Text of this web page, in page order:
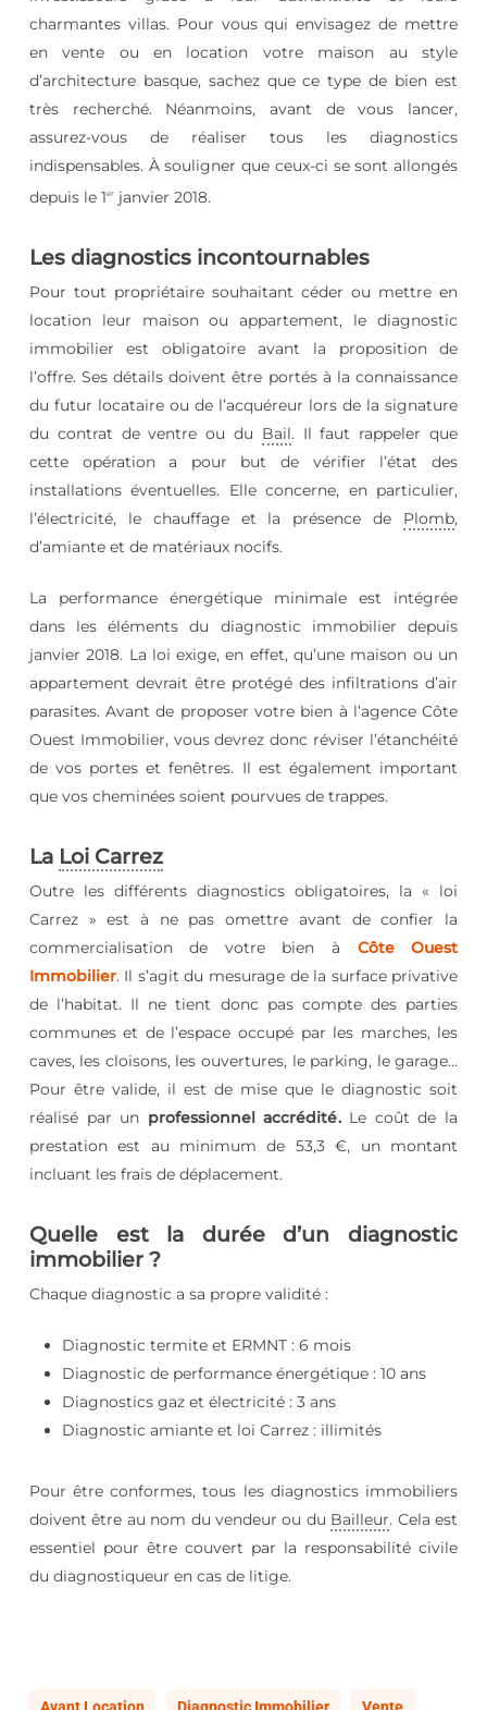
charmantes villas. Pour vous qui envisagez de mettre
en vente ou en location votre maison au style
d’architecture basque, sachez que ce type de bien est
très recherché. Néanmoins, avant de vous lancer,
assurez-vous de réaliser tous les diagnostics
indispensables. À souligner que ceux-ci se sont allongés
depuis le 1erjanvier 2018.
Les diagnostics incontournables
Pour tout propriétaire souhaitant céder ou mettre en
location leur maison ou appartement, le diagnostic
immobilier est obligatoire avant la proposition de
l’offre. Ses détails doivent être portés à la connaissance
du futur locataire ou de l’acquéreur lors de la signature
du contrat de ventre ou du Bail. Il faut rappeler que
cette opération a pour but de vérifier l’état des
installations éventuelles. Elle concerne, en particulier,
l’électricité, le chauffage et la présence de Plomb,
d’amiante et de matériaux nocifs.
La performance énergétique minimale est intégrée
dans les éléments du diagnostic immobilier depuis
janvier 2018. La loi exige, en effet, qu’une maison ou un
appartement devrait être protégé des infiltrations d’air
parasites. Avant de proposer votre bien à l’agence Côte
Ouest Immobilier, vous devrez donc réviser l’étanchéité
de vos portes et fenêtres. Il est également important
que vos cheminées soient pourvues de trappes.
La Loi Carrez
Outre les différents diagnostics obligatoires, la « loi
Carrez » est à ne pas omettre avant de confier la
commercialisation de votre bien à Côte Ouest
Immobilier. Il s’agit du mesurage de la surface privative
de l’habitat. Il ne tient donc pas compte des parties
communes et de l’espace occupé par les marches, les
caves, les cloisons, les ouvertures, le parking, le garage…
Pour être valide, il est de mise que le diagnostic soit
réalisé par un professionnel accrédité.Le coût de la
prestation est au minimum de 53,3 €, un montant
incluant les frais de déplacement.
Quelle est la durée d’un diagnostic
immobilier ?
Chaque diagnostic a sa propre validité :
Diagnostic termite et ERMNT : 6 mois
Diagnostic de performance énergétique : 10 ans
Diagnostics gaz et électricité : 3 ans
Diagnostic amiante et loi Carrez : illimités
Pour être conformes, tous les diagnostics immobiliers
doivent être au nom du vendeur ou du Bailleur. Cela est
essentiel pour être couvert par la responsabilité civile
du diagnostiqueur en cas de litige.